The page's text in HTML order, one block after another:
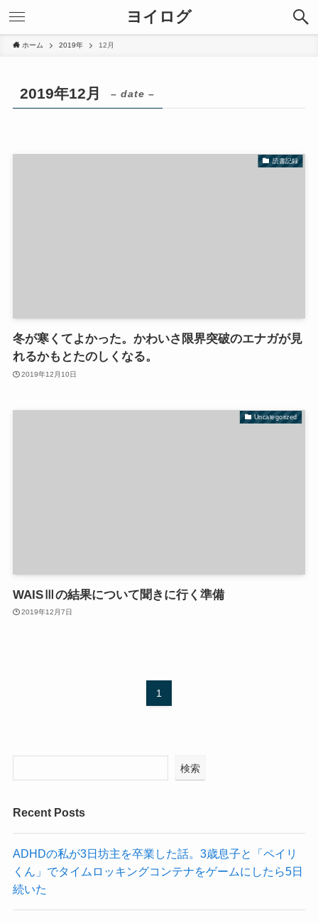
ヨイログ
ホーム 2019年 12月
2019年12月 – date –
読書記録
冬が寒くてよかった。かわいさ限界突破のエナガが見
れるかもとたのしくなる。
2019年12月10日
Uncategorized
WAISⅢの結果について聞きに行く準備
2019年12月7日
1
検索
Recent Posts
ADHDの私が3日坊主を卒業した話。3歳息子と「ペイリ
くん」でタイムロッキングコンテナをゲームにしたら5日
続いた